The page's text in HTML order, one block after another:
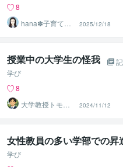
8
hana✽子育てと
教員のサポータ
ー
2025/12/18
授業中の大学生の怪我
学び
8
大学教授トモ｜
元東大教員
2024/11/12
女性教員の多い学部での昇
学び